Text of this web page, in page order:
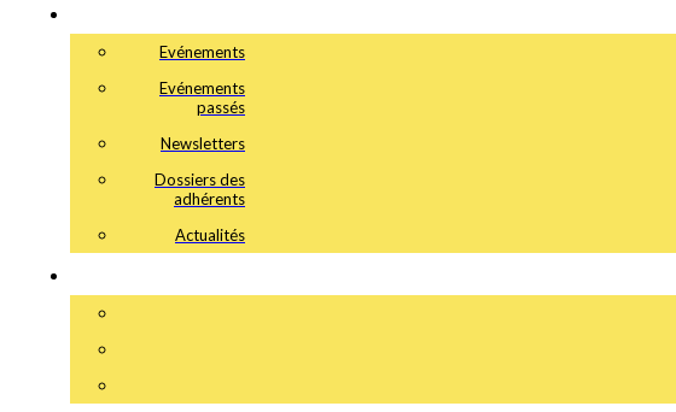
Evénements
Evénements
passés
Newsletters
Dossiers des
adhérents
Actualités